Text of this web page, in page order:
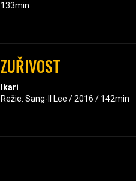
133min
ZUŘIVOST
Ikari
Režie: Sang-Il Lee / 2016 / 142min